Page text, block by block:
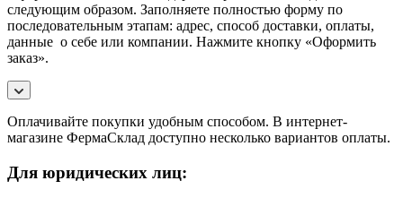
следующим образом. Заполняете полностью форму по
последовательным этапам: адрес, способ доставки, оплаты,
данные о себе или компании. Нажмите кнопку «Оформить
заказ».
Оплачивайте покупки удобным способом. В интернет-
магазине ФермаСклад доступно несколько вариантов оплаты.
Для юридических лиц: